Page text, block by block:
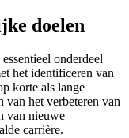
doelen
onderdeel
het identificeren van
korte als lange
van het verbeteren van
van nieuwe
carrière.